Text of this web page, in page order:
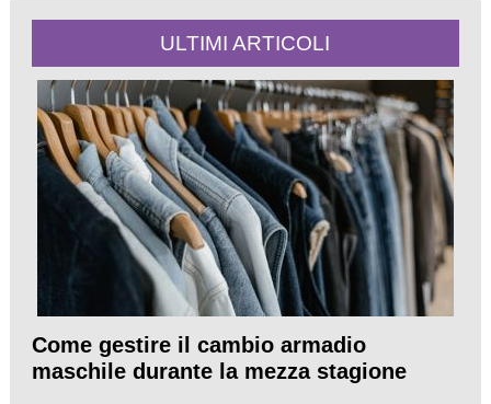
ULTIMI ARTICOLI
Come gestire il cambio armadio
maschile durante la mezza stagione